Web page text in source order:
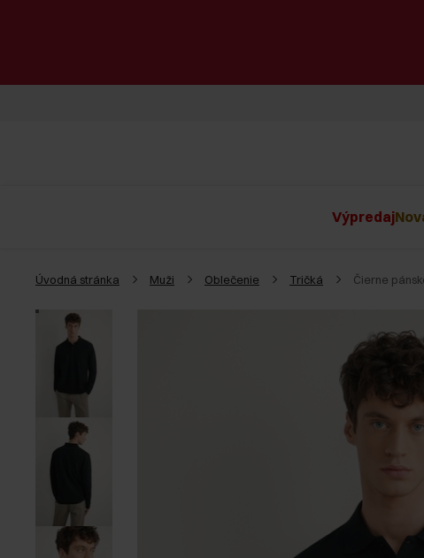
Výpredaj
Úvodná stránka Muži Oblečenie Tričká Čierne